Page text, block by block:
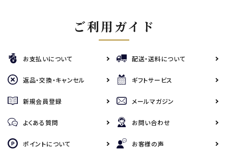
ご利用ガイド
お支払いについて 配送・送料について
返品・交換・キャンセル ギフトサービス
新規会員登録 メールマガジン
よくある質問 お問い合わせ
ポイントについて お客様の声